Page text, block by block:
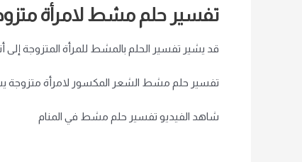
تفسير حلم مشط لامرأة
قد يشير تفسير الحلم بالمشط للمرأة المتزوجة
تفسير حلم مشط الشعر المكسور لامرأة متزوجة
شاهد الفيديو تفسير حلم مشط في المنام